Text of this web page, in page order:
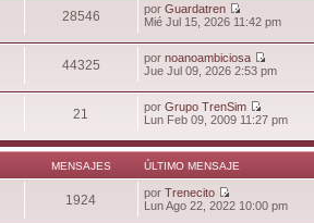
28546 porGuardatren
Mié Jul 15, 2026 11:42 pm
44325 pornoanoambiciosa
Jue Jul 09, 2026 2:53 pm
21 porGrupo TrenSim
Lun Feb 09, 2009 11:27 pm
MENSAJES ÚLTIMO MENSAJE
1924 porTrenecito
Lun Ago 22, 2022 10:00 pm